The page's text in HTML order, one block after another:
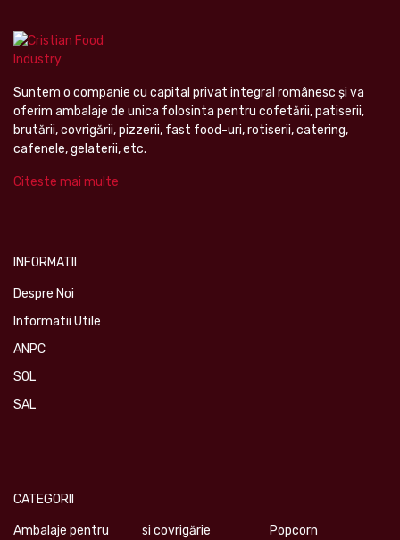
Suntem o companie cu capital privat integral românesc şi va
oferim ambalaje de unica folosinta pentru cofetării, patiserii,
brutării, covrigării, pizzerii, fast food-uri, rotiserii, catering,
cafenele, gelaterii, etc.
Citeste mai multe
INFORMATII
Despre Noi
Informatii Utile
ANPC
SOL
SAL
CATEGORII
Ambalaje pentru
si covrigărie
Popcorn